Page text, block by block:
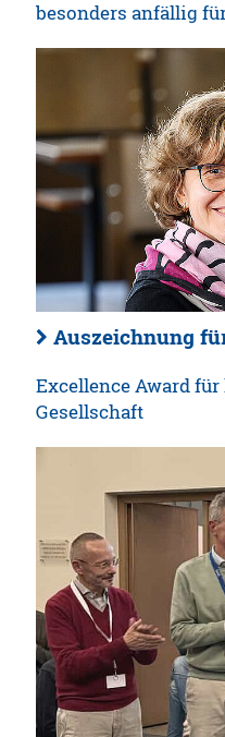
besonders anfällig
Auszeichnung
Excellence Award
Gesellschaft